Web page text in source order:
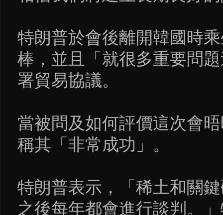
特朗普於會後離開韓國時
棒，並且「就很多重要問
署貿易協議。
當被問及如何評價這次會
稱其「非常成功」。
特朗普表示，「稀土和關
之後每年都會進行談判。